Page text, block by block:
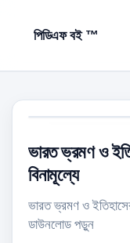
পিডিএফ বই ™
ভারত ভ্রমণ ও
বিনামূল্যে
ভারত ভ্রমণ ও
ডাউনলোড পড়ুন